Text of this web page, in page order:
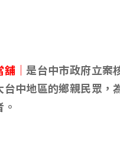
｜ 是台中市政府立案
台中地區的鄉親民眾